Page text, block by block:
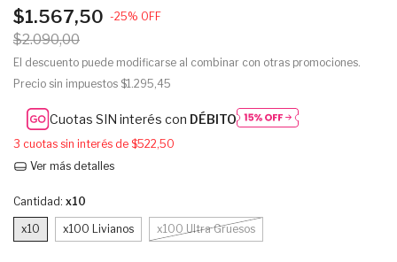
$1.567,50 -25% OFF
$2.090,00
El descuento puede modificarse al combinar con otras promociones.
Precio sin impuestos $1.295,45
Cuotas SIN interés con DÉBITO
3 cuotas sin interés de $522,50
Ver más detalles
Cantidad: x10
x10 x100 Livianos x100 Ultra Gruesos